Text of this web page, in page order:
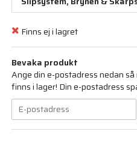
Finns ej i lagret
Bevaka produkt
Ange din e-postadress nedan
finns i lager! Din e-postadress